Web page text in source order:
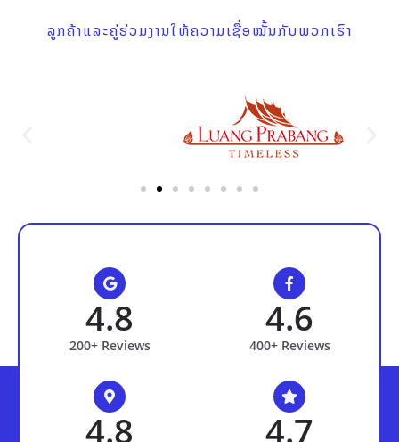
ລູກຄ້າແລະຄູ່ຮ່ວມງານໃຫ້ຄວາມເຊື່ອໝັ້ນກັບພວກເຮົາ
4.8
200+ Reviews
4.6
400+ Reviews
4.8 4.7